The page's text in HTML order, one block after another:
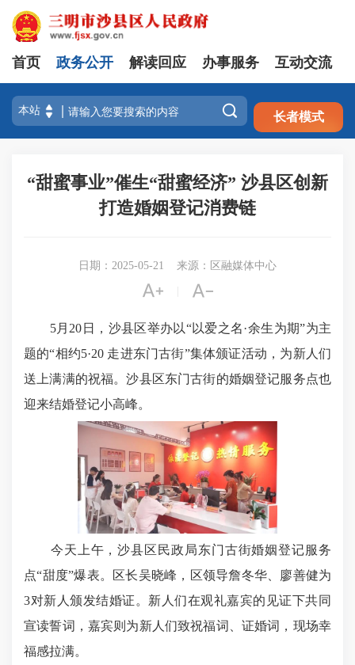
注册 登录
首页 政务公开 解读回应 办事服务 互动交流
 长者模式
“甜蜜事业”催生“甜蜜经济” 沙县区创新
打造婚姻登记消费链
日期：2025-05-21 来源：区融媒体中心
 
5月20日，沙县区举办以“以爱之名·余生为期”为主
题的“相约5·20 走进东门古街”集体颁证活动，为新人们
送上满满的祝福。沙县区东门古街的婚姻登记服务点也
迎来结婚登记小高峰。
今天上午，沙县区民政局东门古街婚姻登记服务
点“甜度”爆表。区长吴晓峰，区领导詹冬华、廖善健为
3对新人颁发结婚证。新人们在观礼嘉宾的见证下共同
宣读誓词，嘉宾则为新人们致祝福词、证婚词，现场幸
福感拉满。